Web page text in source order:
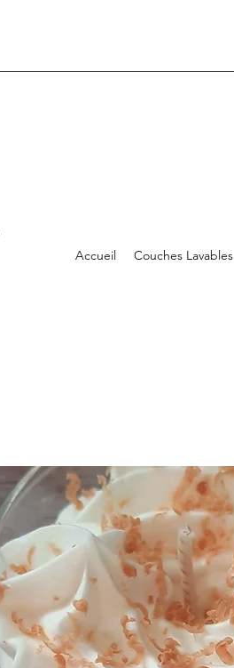
Accueil Couches Lavables